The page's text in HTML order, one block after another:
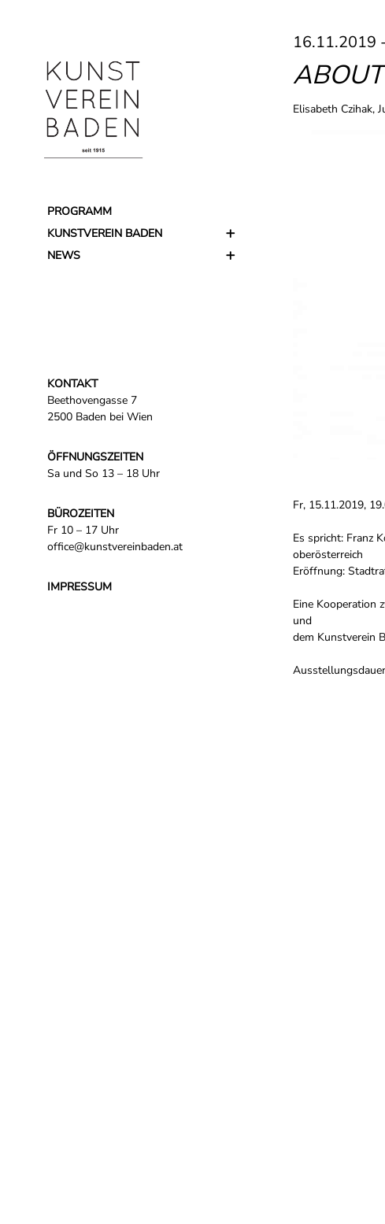
PROGRAMM
KUNSTVEREIN BADEN
NEWS
KONTAKT
Beethovengasse 7
2500 Baden bei Wien
ÖFFNUNGSZEITEN
Sa und So 13 – 18 Uhr
BÜROZEITEN
Fr 10 – 17 Uhr
office@kunstvereinbaden.at
IMPRESSUM
16.11.2019
Elisabeth Czihak,
Fr, 15.11.2019,
Es spricht: Franz
oberösterreich
Eröffnung:
Eine Kooperation
und
dem Kunstverein